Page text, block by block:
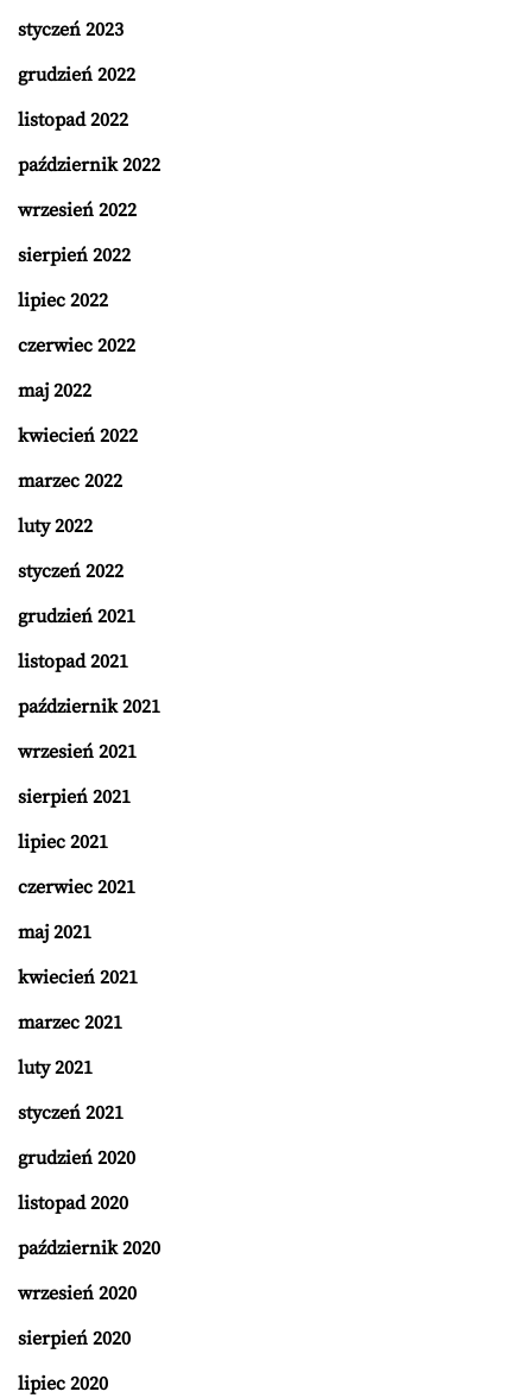
styczeń 2023
grudzień 2022
listopad 2022
październik 2022
wrzesień 2022
sierpień 2022
lipiec 2022
czerwiec 2022
maj 2022
kwiecień 2022
marzec 2022
luty 2022
styczeń 2022
grudzień 2021
listopad 2021
październik 2021
wrzesień 2021
sierpień 2021
lipiec 2021
czerwiec 2021
maj 2021
kwiecień 2021
marzec 2021
luty 2021
styczeń 2021
grudzień 2020
listopad 2020
październik 2020
wrzesień 2020
sierpień 2020
lipiec 2020